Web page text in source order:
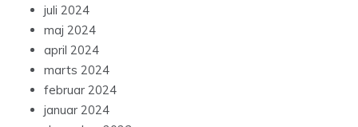
juli 2024
maj 2024
april 2024
marts 2024
februar 2024
januar 2024